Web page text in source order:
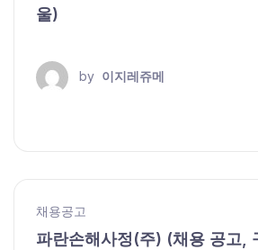
울)
by 이지레쥬메
채용공고
파란손해사정(주) (채용 공고,